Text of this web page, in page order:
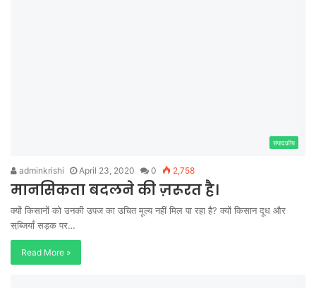
संपादकीय
adminkrishi April 23, 2020 0 2,758
मानसिकता बदलने की ज़रूरत है।
क्यों किसानों को उनकी उपज का उचित मूल्य नहीं मिल पा रहा है? क्यों किसान दूध और
सब्जि़याँ सड़क पर…
Read More »